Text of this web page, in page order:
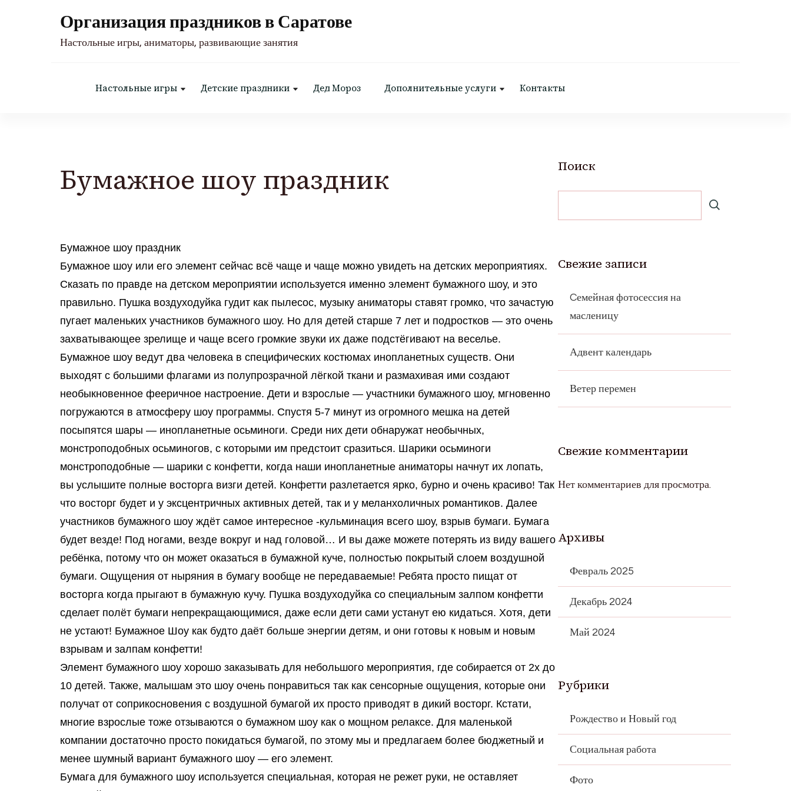
Организация праздников в Саратове
Настольные игры, аниматоры, развивающие занятия
Настольные игры Детские праздники Дед Мороз Дополнительные услуги Контакты
Бумажное шоу праздник
Бумажное шоу праздник
Бумажное шоу или его элемент сейчас всё чаще и чаще можно увидеть на детских мероприятиях.
Сказать по правде на детском мероприятии используется именно элемент бумажного шоу, и это
правильно. Пушка воздуходуйка гудит как пылесос, музыку аниматоры ставят громко, что зачастую
пугает маленьких участников бумажного шоу. Но для детей старше 7 лет и подростков — это очень
захватывающее зрелище и чаще всего громкие звуки их даже подстёгивают на веселье.
Бумажное шоу ведут два человека в специфических костюмах инопланетных существ. Они
выходят с большими флагами из полупрозрачной лёгкой ткани и размахивая ими создают
необыкновенное фееричное настроение. Дети и взрослые — участники бумажного шоу, мгновенно
погружаются в атмосферу шоу программы. Спустя 5-7 минут из огромного мешка на детей
посыпятся шары — инопланетные осьминоги. Среди них дети обнаружат необычных,
монстроподобных осьминогов, с которыми им предстоит сразиться. Шарики осьминоги
монстроподобные — шарики с конфетти, когда наши инопланетные аниматоры начнут их лопать,
вы услышите полные восторга визги детей. Конфетти разлетается ярко, бурно и очень красиво! Так
что восторг будет и у эксцентричных активных детей, так и у меланхоличных романтиков. Далее
участников бумажного шоу ждёт самое интересное -кульминация всего шоу, взрыв бумаги. Бумага
будет везде! Под ногами, везде вокруг и над головой… И вы даже можете потерять из виду вашего
ребёнка, потому что он может оказаться в бумажной куче, полностью покрытый слоем воздушной
бумаги. Ощущения от ныряния в бумагу вообще не передаваемые! Ребята просто пищат от
восторга когда прыгают в бумажную кучу. Пушка воздуходуйка со специальным залпом конфетти
сделает полёт бумаги непрекращающимися, даже если дети сами устанут ею кидаться. Хотя, дети
не устают! Бумажное Шоу как будто даёт больше энергии детям, и они готовы к новым и новым
взрывам и залпам конфетти!
Элемент бумажного шоу хорошо заказывать для небольшого мероприятия, где собирается от 2х до
10 детей. Также, малышам это шоу очень понравиться так как сенсорные ощущения, которые они
получат от соприкосновения с воздушной бумагой их просто приводят в дикий восторг. Кстати,
многие взрослые тоже отзываются о бумажном шоу как о мощном релаксе. Для маленькой
компании достаточно просто покидаться бумагой, по этому мы и предлагаем более бюджетный и
менее шумный вариант бумажного шоу — его элемент.
Бумага для бумажного шоу используется специальная, которая не режет руки, не оставляет
Поиск
Свежие записи
Cемейная фотосессия на
масленицу
Адвент календарь
Ветер перемен
Свежие комментарии
Нет комментариев для просмотра.
Архивы
Февраль 2025
Декабрь 2024
Май 2024
Рубрики
Рождество и Новый год
Социальная работа
Фото